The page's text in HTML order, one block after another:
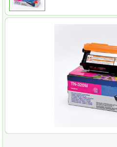
Oryginał Toner